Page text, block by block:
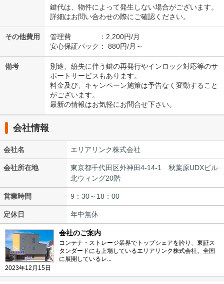
鍵代は、物件によって発生しない場合がございます。
詳細はお問い合わせの際にご確認ください。
その他費用
管理費 ：2,200円/月
安心保証パック： 880円/月～
備考
別途、紛失に伴う鍵の再発行やインロック対応等のサ
ポートサービスもあります。
料金及び、キャンペーン施策は予告なく変動すること
がございます。
最新の情報はお気軽にお問合せ下さい。
会社情報
会社名 エリアリンク株式会社
会社所在地
東京都千代田区外神田4-14-1 秋葉原UDXビル
北ウィング20階
営業時間 9：30～18：00
定休日 年中無休
2023年12月15日
会社のご案内
コンテナ・ストレージ業界でトップシェアを誇り、東証ス
タンダードにも上場しているエリアリンク株式会社。全国
に展開しているレ...